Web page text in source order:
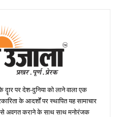
दॄार पर देश-दुनिया को लाने वाला एक
के आदर्शों पर स्थापित यह सामाचार
से अवगत कराने के साथ साथ मनोरंजक